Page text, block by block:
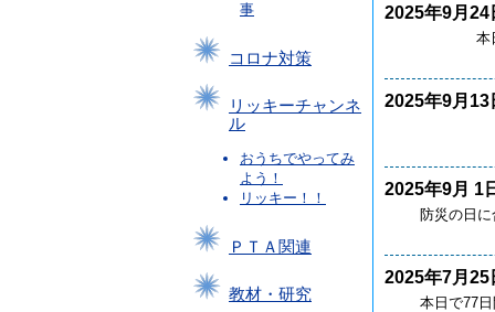
事
コロナ対策
リッキーチャンネ
ル
おうちでやってみ
よう！
リッキー！！
ＰＴＡ関連
教材・研究
2025年9月
本日は５
2025年9月
2025年9月 1
防災の日に
2025年7月
本日で77日